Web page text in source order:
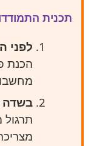
תכנית
לפני
הכנת
בשדה
תרגול